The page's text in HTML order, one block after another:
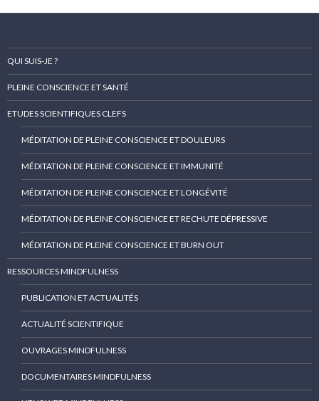
QUI SUIS-JE ?
PLEINE CONSCIENCE ET SANTÉ
ETUDES SCIENTIFIQUES CLEFS
MÉDITATION DE PLEINE CONSCIENCE ET DOULEURS
MÉDITATION DE PLEINE CONSCIENCE ET IMMUNITÉ
MÉDITATION DE PLEINE CONSCIENCE ET LONGÉVITÉ
MÉDITATION DE PLEINE CONSCIENCE ET RECHUTE DÉPRESSIVE
MÉDITATION DE PLEINE CONSCIENCE ET BURN OUT
RESSOURCES MINDFULNESS
PUBLICATION ET ACTUALITÉS
ACTUALITÉ SCIENTIFIQUE
OUVRAGES MINDFULNESS
DOCUMENTAIRES MINDFULNESS